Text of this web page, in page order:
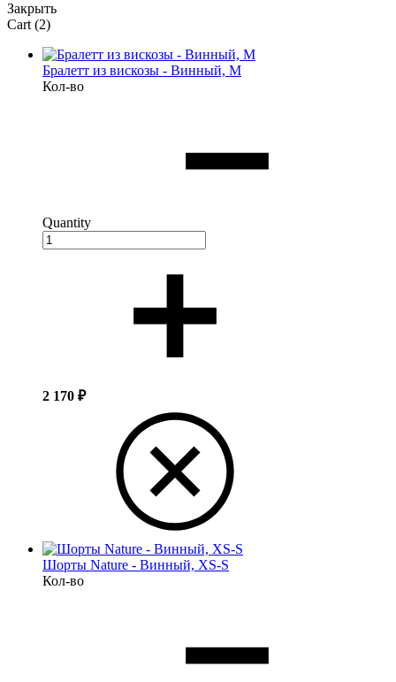
Закрыть
Cart (2)
Бралетт из вискозы - Винный, M
Кол-во
Quantity
2 170 ₽
Шорты Nature - Винный, XS-S
Кол-во